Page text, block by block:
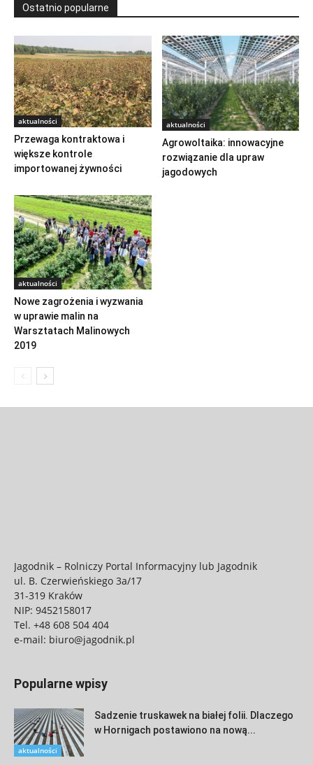
Ostatnio popularne
aktualności
Przewaga kontraktowa i
większe kontrole
importowanej żywności
aktualności
Agrowoltaika: innowacyjne
rozwiązanie dla upraw
jagodowych
aktualności
Nowe zagrożenia i wyzwania
w uprawie malin na
Warsztatach Malinowych
2019
Jagodnik – Rolniczy Portal Informacyjny lub Jagodnik
ul. B. Czerwieńskiego 3a/17
31-319 Kraków
NIP: 9452158017
Tel. +48 608 504 404
e-mail: biuro@jagodnik.pl
Popularne wpisy
aktualności
Sadzenie truskawek na białej folii. Dlaczego
w Hornigach postawiono na nową...